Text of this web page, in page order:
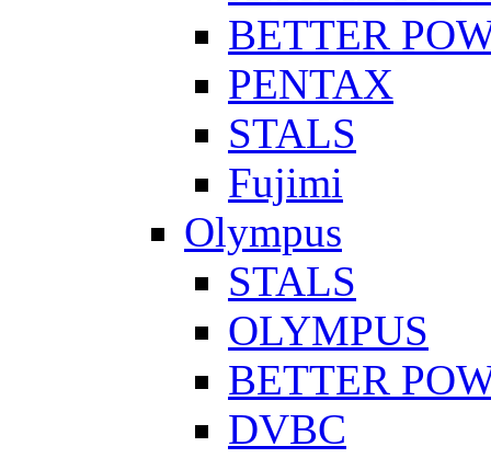
BETTER
PENTAX
STALS
Fujimi
Olympus
STALS
OLYMPUS
BETTER
DVBC